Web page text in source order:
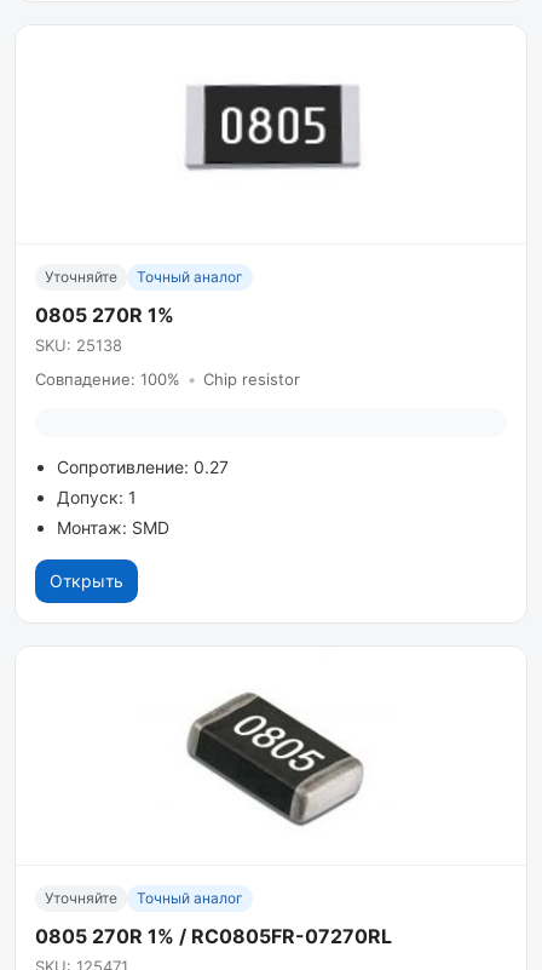
Уточняйте Точный аналог
0805 270R 1%
SKU: 25138
Совпадение: 100% • Chip resistor
Сопротивление: 0.27
Допуск: 1
Монтаж: SMD
Открыть
Уточняйте Точный аналог
0805 270R 1% / RC0805FR-07270RL